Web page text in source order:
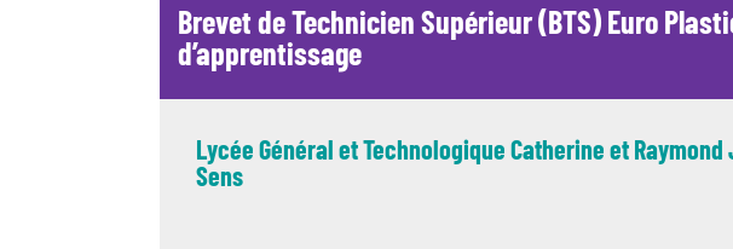
Brevet de Technicien Supérieur (BTS) Euro
d’apprentissage
Lycée Général et Technologique Catherine et Raymond
Sens